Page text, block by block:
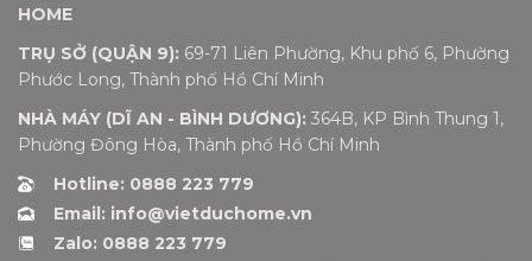
HOME
TRỤ SỞ (QUẬN 9): 69-71 Liên Phường, Khu phố 6, Phường
Phước Long, Thành phố Hồ Chí Minh
NHÀ MÁY (DĨ AN - BÌNH DƯƠNG): 364B, KP Bình Thung 1,
Phường Đông Hòa, Thành phố Hồ Chí Minh
Hotline: 0888 223 779
Email: info@vietduchome.vn
Zalo: 0888 223 779